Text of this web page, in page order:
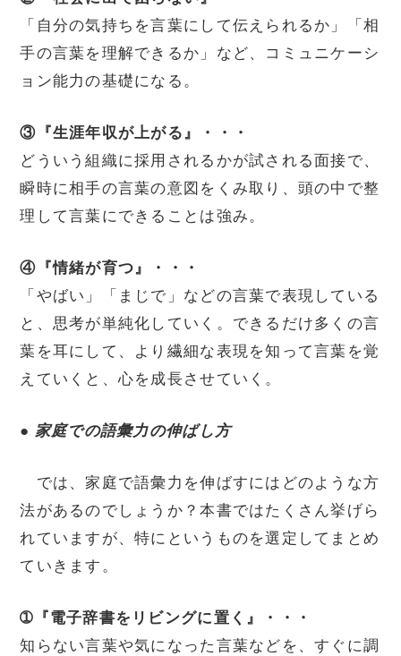
「自分の気持ちを言葉にして伝えられるか」「相
手の言葉を理解できるか」など、コミュニケーシ
ョン能力の基礎になる。
③『生涯年収が上がる』・・・
どういう組織に採用されるかが試される面接で、
瞬時に相手の言葉の意図をくみ取り、頭の中で整
理して言葉にできることは強み。
④『情緒が育つ』・・・
「やばい」「まじで」などの言葉で表現している
と、思考が単純化していく。できるだけ多くの言
葉を耳にして、より繊細な表現を知って言葉を覚
えていくと、心を成長させていく。
● 家庭での語彙力の伸ばし方
では、家庭で語彙力を伸ばすにはどのような方
法があるのでしょうか？本書ではたくさん挙げら
れていますが、特にというものを選定してまとめ
ていきます。
➀『電子辞書をリビングに置く』・・・
知らない言葉や気になった言葉などを、すぐに調